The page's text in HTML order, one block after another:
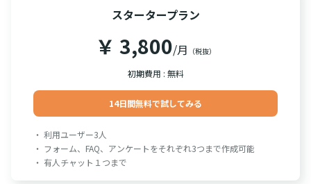
スタータープラン
￥ 3,800/月 （税抜）
初期費用 : 無料
14日間無料で試してみる
・ 利用ユーザー3人
・ フォーム、FAQ、アンケートをそれぞれ3つまで作成可能
・ 有人チャット１つまで